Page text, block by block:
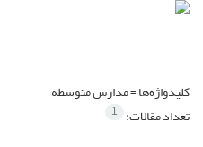
کلیدواژه‌ها =مدارس متوسطه
تعداد مقالات: 1